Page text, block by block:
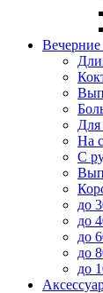
Вечерние
На
С
до
до
до
до
до